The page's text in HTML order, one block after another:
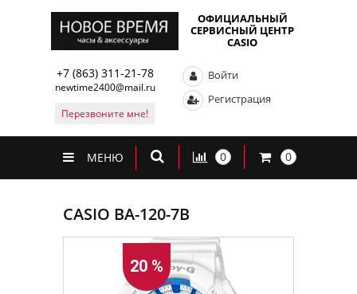
ОФИЦИАЛЬНЫЙ
СЕРВИСНЫЙ ЦЕНТР
CASIO
+7 (863) 311-21-78
newtime2400@mail.ru
Перезвоните мне!
Войти
Регистрация
МЕНЮ 0 0
CASIO BA-120-7B
20 %